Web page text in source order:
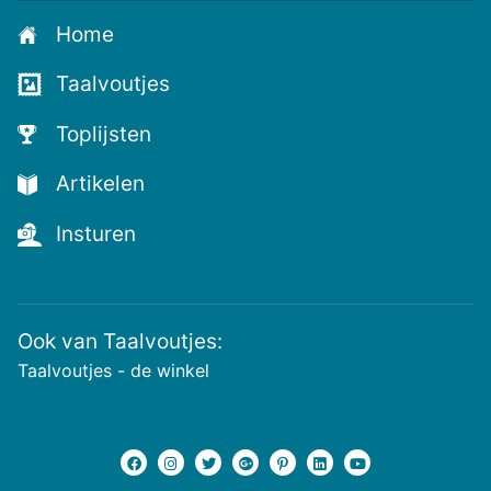
voor
de
nieuwste
voutjes
en
de
voutste
nieuwtjes!
Home
Taalvoutjes
Toplijsten
Artikelen
Insturen
Ook van Taalvoutjes:
Taalvoutjes - de winkel